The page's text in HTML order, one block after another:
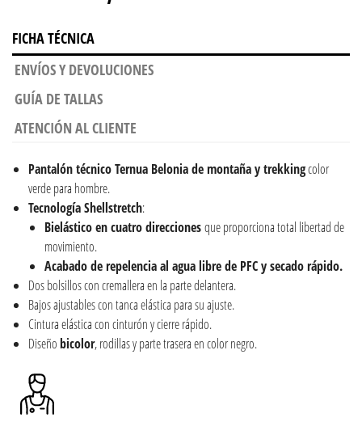
FICHA TÉCNICA
ENVÍOS Y DEVOLUCIONES
GUÍA DE TALLAS
ATENCIÓN AL CLIENTE
Pantalón técnico Ternua Belonia de montaña y trekkingcolor
verde para hombre.
Tecnología Shellstretch:
Bielástico en cuatro direccionesque proporciona total libertad de
movimiento.
Acabado de repelencia al agua libre de PFC y secado rápido.
Dos bolsillos con cremallera en la parte delantera.
Bajos ajustables con tanca elástica para su ajuste.
Cintura elástica con cinturón y cierre rápido.
Diseñobicolor, rodillas y parte trasera en color negro.